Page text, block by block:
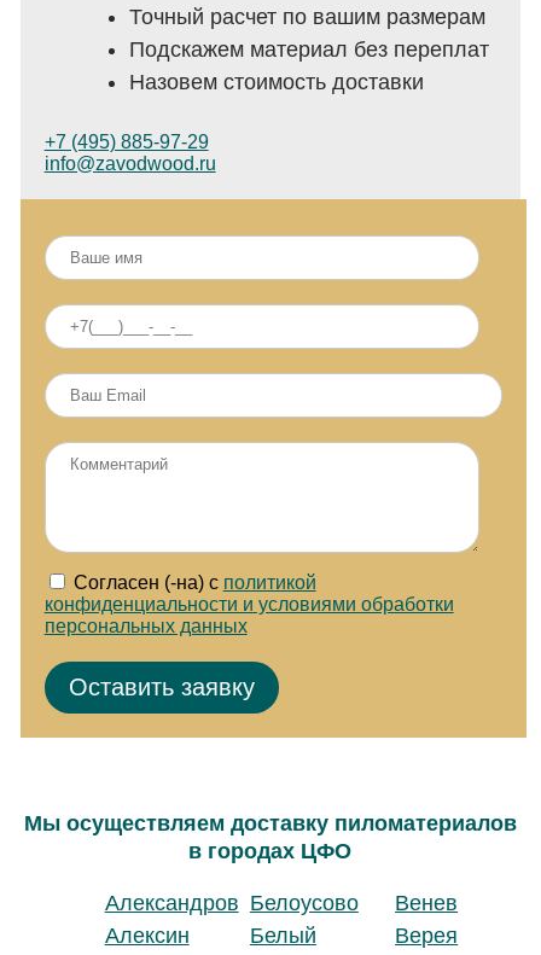
Точный расчет по вашим размерам
Подскажем материал без переплат
Назовем стоимость доставки
+7 (495) 885-97-29
info@zavodwood.ru
Согласен (-на) с политикой
конфиденциальности и условиями обработки
персональных данных
Мы осуществляем доставку пиломатериалов
в городах ЦФО
Александров
Алексин
Белоусово
Белый
Венев
Верея